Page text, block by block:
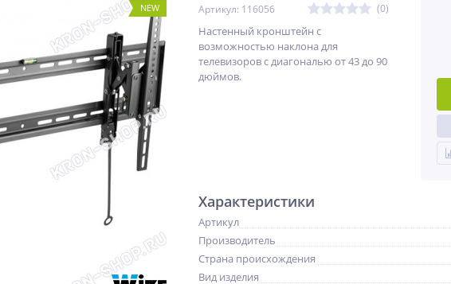
NEW Артикул: 116056 (0)
Настенный кронштейн с
возможностью наклона для
телевизоров с диагональю от 43 до 90
дюймов.
Характеристики
Артикул
Производитель
Страна происхождения
Вид изделия